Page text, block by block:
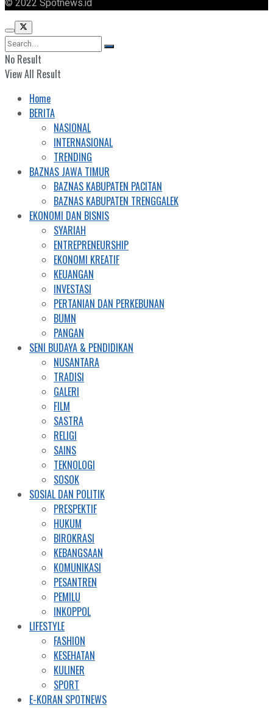
© 2022 Spotnews.id
No Result
View All Result
Home
BERITA
NASIONAL
INTERNASIONAL
TRENDING
BAZNAS JAWA TIMUR
BAZNAS KABUPATEN PACITAN
BAZNAS KABUPATEN TRENGGALEK
EKONOMI DAN BISNIS
SYARIAH
ENTREPRENEURSHIP
EKONOMI KREATIF
KEUANGAN
INVESTASI
PERTANIAN DAN PERKEBUNAN
BUMN
PANGAN
SENI BUDAYA & PENDIDIKAN
NUSANTARA
TRADISI
GALERI
FILM
SASTRA
RELIGI
SAINS
TEKNOLOGI
SOSOK
SOSIAL DAN POLITIK
PRESPEKTIF
HUKUM
BIROKRASI
KEBANGSAAN
KOMUNIKASI
PESANTREN
PEMILU
INKOPPOL
LIFESTYLE
FASHION
KESEHATAN
KULINER
SPORT
E-KORAN SPOTNEWS